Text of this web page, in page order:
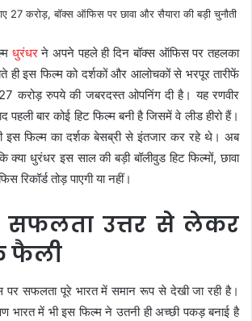
धुरंधरने अपने पहले ही दिन बॉक्स ऑफिस पर तहलका
ही इस फिल्म को दर्शकों और आलोचकों से भरपूर तारीफें
करोड़ रुपये की जबरदस्त ओपनिंग दी है। यह रणवीर
पहली बार कोई हिट फिल्म बनी है जिसमें वे लीड हीरो हैं।
इस फिल्म का दर्शक बेसब्री से इंतजार कर रहे थे। अब
क्या धुरंधर इस साल की बड़ी बॉलीवुड हिट फिल्मों, छावा
रिकॉर्ड तोड़ पाएगी या नहीं।
सफलता उत्तर से लेकर
फैली
सफलता पूरे भारत में समान रूप से देखी जा रही है।
भारत में भी इस फिल्म ने उतनी ही अच्छी पकड़ बनाई है